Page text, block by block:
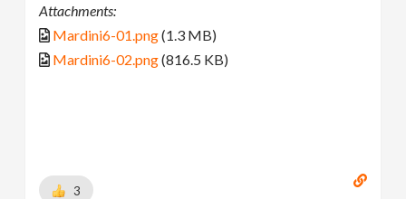
Attachments:
Mardini6-01.png(1.3 MB)
Mardini6-02.png(816.5 KB)
3